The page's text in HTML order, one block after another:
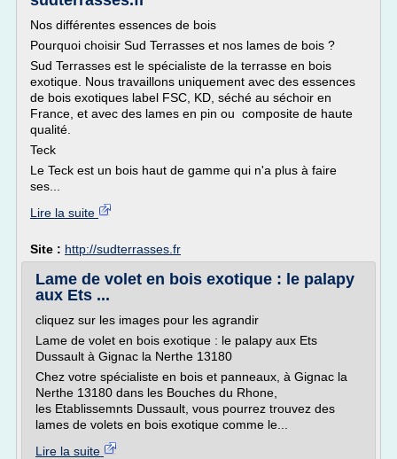
Nos différentes essences de bois
Pourquoi choisir Sud Terrasses et nos lames de bois ?
Sud Terrasses est le spécialiste de la terrasse en bois
exotique. Nous travaillons uniquement avec des essences
de bois exotiques label FSC, KD, séché au séchoir en
France, et avec des lames en pin ou composite de haute
qualité.
Teck
Le Teck est un bois haut de gamme qui n'a plus à faire
ses...
Lire la suite
Site : http://sudterrasses.fr
Lame de volet en bois exotique : le palapy
aux Ets ...
cliquez sur les images pour les agrandir
Lame de volet en bois exotique : le palapy aux Ets
Dussault à Gignac la Nerthe 13180
Chez votre spécialiste en bois et panneaux, à Gignac la
Nerthe 13180 dans les Bouches du Rhone,
les Etablissemnts Dussault, vous pourrez trouvez des
lames de volets en bois exotique comme le...
Lire la suite